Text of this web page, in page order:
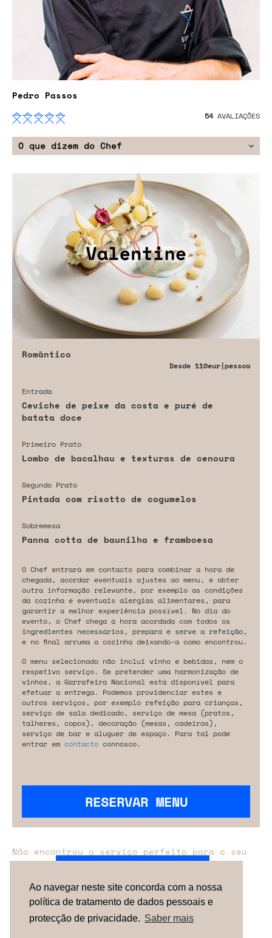
Ao navegar neste site concorda com a nossa
política de tratamento de dados pessoais e
protecção de privacidade. Saber mais
Pedro Passos
54AVALIAÇÕES
O que dizem do Chef
Romântico
Desde 110eur|pessoa
Entrada
Ceviche de peixe da costa e puré de
batata doce
Primeiro Prato
Lombo de bacalhau e texturas de cenoura
Segundo Prato
Pintada com risotto de cogumelos
Sobremesa
Panna cotta de baunilha e framboesa
O Chef entrará em contacto para combinar a hora de
chegada, acordar eventuais ajustes ao menu, e obter
outra informação relevante, por exemplo as condições
da cozinha e eventuais alergias alimentares, para
garantir a melhor experiência possível. No dia do
evento, o Chef chega à hora acordada com todos os
ingredientes necessários, prepara e serve a refeição,
e no final arruma a cozinha deixando-a como encontrou.
O menu selecionado não inclui vinho e bebidas, nem o
respetivo serviço. Se pretender uma harmonização de
vinhos, a Garrafeira Nacional está disponível para
efetuar a entrega. Podemos providenciar estes e
outros serviços, por exemplo refeição para crianças,
serviço de sala dedicado, serviço de mesa (pratos,
talheres, copos), decoração (mesas, cadeiras),
serviço de bar e aluguer de espaço. Para tal pode
entrar em contacto connosco.
RESERVAR MENU
Não encontrou o serviço perfeito para o seu
evento?
Entre em contacto connosco.
TERMOS & CONDIÇÕES SOBRE NÓS
COMO
FUNCIONA
CONTACTOS
NEWSLETTER